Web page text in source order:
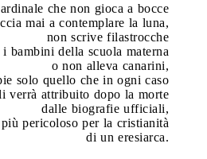
che non gioca a bocce
mai a contemplare la luna,
non scrive filastrocche
i bambini della scuola materna
o non alleva canarini,
solo quello che in ogni caso
verrà attribuito dopo la morte
dalle biografie ufficiali,
pericoloso per la cristianità
di un eresiarca.